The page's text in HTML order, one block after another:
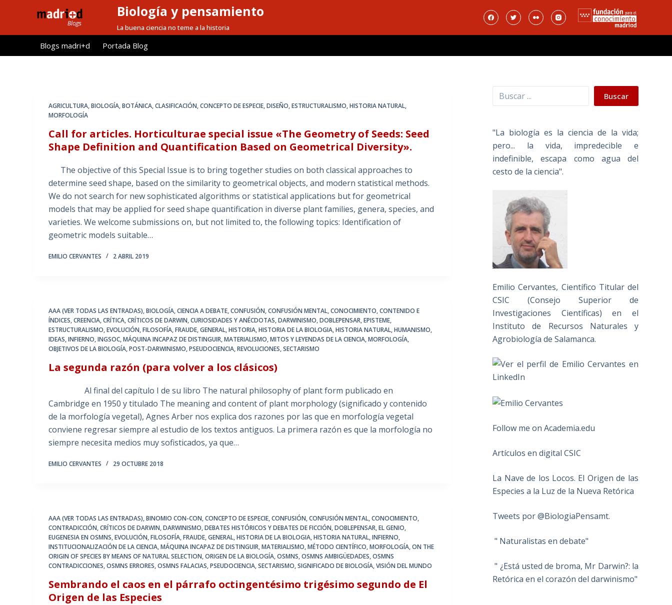
l
Biología y pensamiento
La buena ciencia no teme a la historia
Blogs madri+d Portada Blog
AGRICULTURA,BIOLOGÍA,BOTÁNICA,CLASIFICACIÓN,CONCEPTO DE ESPECIE,DISEÑO,ESTRUCTURALISMO,HISTORIA NATURAL,
MORFOLOGÍA
Call for articles. Horticulturae special issue «The Geometry of Seeds: Seed
Shape Definition and Quantification Based on Geometrical Diversity»​.
The objective of this Special Issue is to bring together studies on both classical approaches to
determine seed shape, based on the similarity to geometrical objects, and modern statistical methods.
We do not search for new sophisticated algorithms or statistical applications but for geometrical
models that may be applied for seed shape quantification in diverse plant families, genera, species, and
varieties. We welcome submissions on, but not limited to, the following topics: Identification of
geometric models suitable…
EMILIO CERVANTES 2 ABRIL 2019
AAA (VER TODAS LAS ENTRADAS),BIOLOGÍA,CIENCIA A DEBATE,CONFUSIÓN,CONFUSIÓN MENTAL,CONOCIMIENTO,CONTENIDO E
ÍNDICES,CREENCIA,CRÍTICA,CRÍTICOS DE DARWIN,CURIOSIDADES Y ANÉCDOTAS,DARWINISMO,DOBLEPENSAR,EPISTEME,
ESTRUCTURALISMO,EVOLUCIÓN,FILOSOFÍA,FRAUDE,GENERAL,HISTORIA,HISTORIA DE LA BIOLOGIA,HISTORIA NATURAL,HUMANISMO,
IDEAS,INFIERNO,INGSOC,MÁQUINA INCAPAZ DE DISTINGUIR,MATERIALISMO,MITOS Y LEYENDAS DE LA CIENCIA,MORFOLOGÍA,
OBJETIVOS DE LA BIOLOGÍA,POST-DARWINISMO,PSEUDOCIENCIA,REVOLUCIONES,SECTARISMO
La segunda razón (para volver a los clásicos)
Al final del capítulo I de su libro The natural philosophy of plant form publicado en
Cambridge en 1950 y titulado The meaning and content of plant morphology (significado y contenido
de la morfología vegetal), Agnes Arber nos explica dos razones por las que en morfología vegetal
conviene regresar siempre al estudio de los textos antiguos. La primera razón es que la morfología no
siempre necesita medios muy sofisticados, ya que…
EMILIO CERVANTES 29 OCTUBRE 2018
AAA (VER TODAS LAS ENTRADAS),BINOMIO CON-CON,CONCEPTO DE ESPECIE,CONFUSIÓN,CONFUSIÓN MENTAL,CONOCIMIENTO,
CONTRADICCIÓN,CRÍTICOS DE DARWIN,DARWINISMO,DEBATES HISTÓRICOS Y DEBATES DE FICCIÓN,DOBLEPENSAR,EL GENIO,
EUGENESIA EN OSMNS,EVOLUCIÓN,FILOSOFÍA,FRAUDE,GENERAL,HISTORIA DE LA BIOLOGIA,HISTORIA NATURAL,INFIERNO,
INSTITUCIONALIZACIÓN DE LA CIENCIA,MÁQUINA INCAPAZ DE DISTINGUIR,MATERIALISMO,MÉTODO CIENTÍFICO,MORFOLOGÍA,ON THE
ORIGIN OF SPECIES BY MEANS OF NATURAL SELECTION,ORIGEN DE LA BIOLOGÍA,OSMNS,OSMNS AMBIGÜEDADES,OSMNS
CONTRADICCIONES,OSMNS ERRORES,OSMNS FALACIAS,PSEUDOCIENCIA,SECTARISMO,SIGNIFICADO DE BIOLOGÍA,VISIÓN DEL MUNDO
Sembrando el caos en el párrafo octingentésimo trigésimo segundo de El
Origen de las Especies
Buscar Buscar
"La biología es la ciencia de la vida;
pero... la vida, impredecible e
indefinible, escapa como agua del
cesto de la ciencia".
Emilio Cervantes, Científico Titular del
CSIC (Consejo Superior de
Investigaciones Científicas) en el
Instituto de Recursos Naturales y
Agrobiología de Salamanca.
Follow me on Academia.edu
Artículos en digital CSIC
La Nave de los Locos. El Origen de las
Especies a la Luz de la Nueva Retórica
Tweets por @BiologiaPensamt.
" Naturalistas en debate"
" ¿Está usted de broma, Mr Darwin?: la
Retórica en el corazón del darwinismo"